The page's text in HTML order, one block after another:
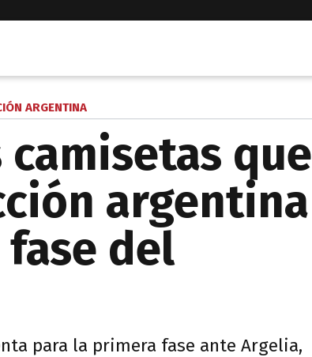
ARGENTINA
que
argentina
del
para la primera fase ante Argelia,